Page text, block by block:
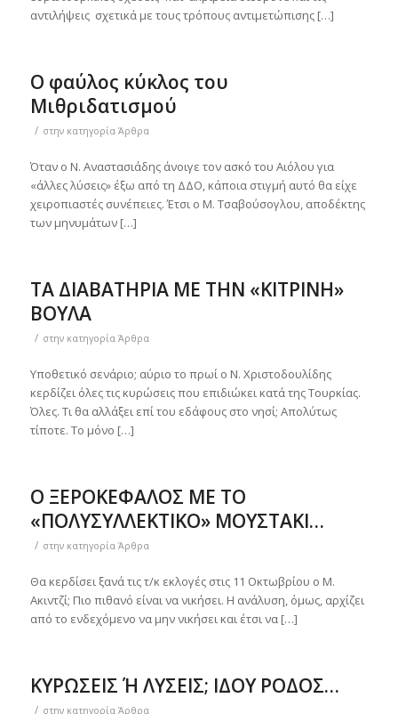
αντιλήψεις σχετικά με τους τρόπους αντιμετώπισης […]
Ο φαύλος κύκλος του
Μιθριδατισμού
/ στην κατηγορία Άρθρα
Όταν ο Ν. Αναστασιάδης άνοιγε τον ασκό του Αιόλου για
«άλλες λύσεις» έξω από τη ΔΔΟ, κάποια στιγμή αυτό θα είχε
χειροπιαστές συνέπειες. Έτσι ο Μ. Τσαβούσογλου, αποδέκτης
των μηνυμάτων […]
ΤΑ ΔΙΑΒΑΤΗΡΙΑ ΜΕ ΤΗΝ «ΚΙΤΡΙΝΗ»
ΒΟΥΛΑ
/ στην κατηγορία Άρθρα
Υποθετικό σενάριο; αύριο το πρωί ο Ν. Χριστοδουλίδης
κερδίζει όλες τις κυρώσεις που επιδιώκει κατά της Τουρκίας.
Όλες. Τι θα αλλάξει επί του εδάφους στο νησί; Απολύτως
τίποτε. Το μόνο […]
Ο ΞΕΡΟΚΕΦΑΛΟΣ ΜΕ ΤΟ
«ΠΟΛΥΣΥΛΛΕΚΤΙΚΟ» ΜΟΥΣΤΑΚΙ…
/ στην κατηγορία Άρθρα
Θα κερδίσει ξανά τις τ/κ εκλογές στις 11 Οκτωβρίου ο Μ.
Ακιντζί; Πιο πιθανό είναι να νικήσει. Η ανάλυση, όμως, αρχίζει
από το ενδεχόμενο να μην νικήσει και έτσι να […]
ΚΥΡΩΣΕΙΣ Ή ΛΥΣΕΙΣ; ΙΔΟΥ ΡΟΔΟΣ…
/ στην κατηγορία Άρθρα